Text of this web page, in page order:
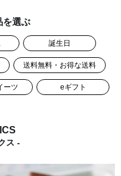
を選ぶ
誕生日
送料無料・お得な送料
ーツ eギフト
ス -